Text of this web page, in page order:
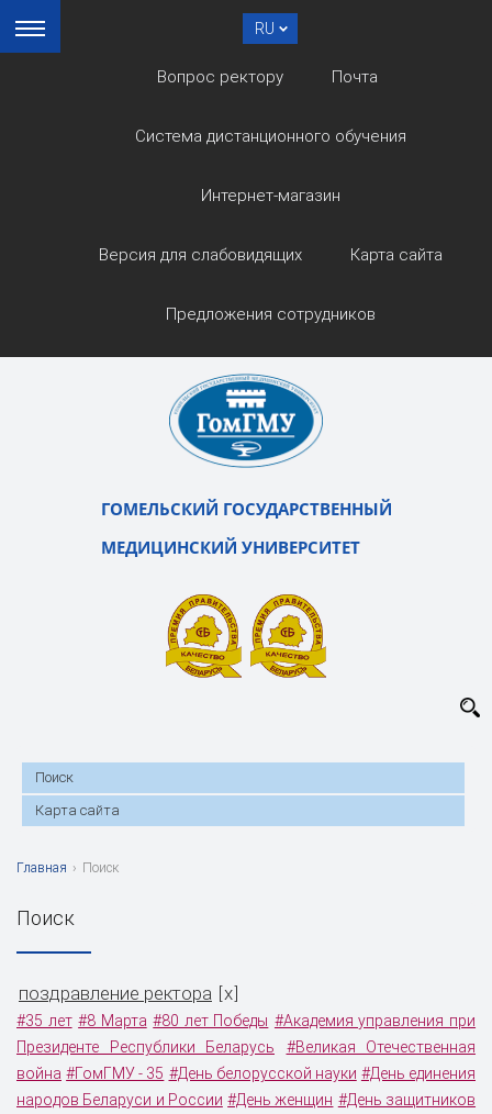
RU
Вопрос ректору Почта
Система дистанционного обучения
Интернет-магазин
Версия для слабовидящих Карта сайта
Предложения сотрудников
ГОМЕЛЬСКИЙ ГОСУДАРСТВЕННЫЙ
МЕДИЦИНСКИЙ УНИВЕРСИТЕТ
Поиск
Карта сайта
Главная › Поиск
Поиск
поздравление ректора x
#35 лет #8 Марта #80 лет Победы #Академия управления при
Президенте Республики Беларусь
#Великая Отечественная
война #ГомГМУ - 35 #День белорусской науки #День единения
народов Беларуси и России #День женщин #День защитников